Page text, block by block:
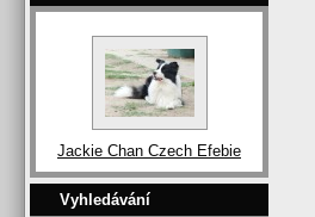
Jackie Chan Czech Efebie
Vyhledávání